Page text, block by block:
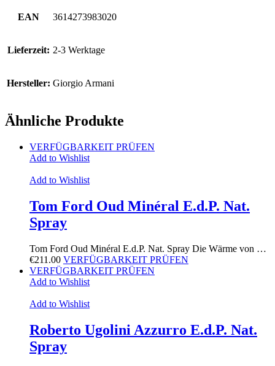
EAN 3614273983020
Lieferzeit: 2-3 Werktage
Hersteller: Giorgio Armani
Ähnliche Produkte
VERFÜGBARKEIT PRÜFEN
Add to Wishlist
Add to Wishlist
Tom Ford Oud Minéral E.d.P. Nat.
Spray
Tom Ford Oud Minéral E.d.P. Nat. Spray Die Wärme von …
€211.00 VERFÜGBARKEIT PRÜFEN
VERFÜGBARKEIT PRÜFEN
Add to Wishlist
Add to Wishlist
Roberto Ugolini Azzurro E.d.P. Nat.
Spray